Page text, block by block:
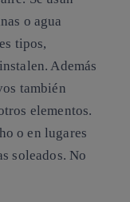
o agua
tipos,
Además
también
elementos.
o en lugares
soleados. No